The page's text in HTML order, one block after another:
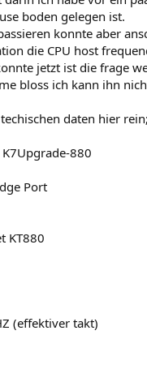
boden gelegen ist.
konnte aber
die CPU host
jetzt ist die frage
bloss ich kann ihn
daten hier rein;
880
Port
KT880
(effektiver takt)